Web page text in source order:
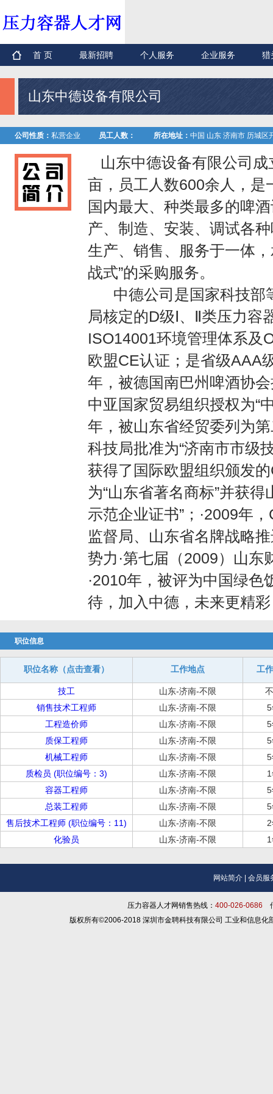
首 页 最新招聘 个人服务 企业服务 猎
山东中德设备有限公司
公司性质： 私营企业 员工人数： 所在地址： 中国 山东 济南市 历城区
山东中德设备有限公司成
亩，员工人数600余人，是
国内最大、种类最多的啤
产、制造、安装、调试各
生产、销售、服务于一体
战式”的采购服务。
中德公司是国家科技部
局核定的D级Ⅰ、Ⅱ类压力
ISO14001环境管理体系及
欧盟CE认证；是省级AAA
年，被德国南巴州啤酒协
中亚国家贸易组织授权为“
年，被山东省经贸委列为
科技局批准为“济南市市级
获得了国际欧盟组织颁发
为“山东省著名商标”并获
示范企业证书”；·2009年
监督局、山东省名牌战略
势力·第七届（2009）山东
·2010年，被评为中国绿
待，加入中德，未来更精
职位信息
职位名称（点击查看） 工作地点 工
技工 山东-济南-不限
销售技术工程师
山东-济南-不限
工程造价师
山东-济南-不限
质保工程师
山东-济南-不限
机械工程师
山东-济南-不限
质检员 (职位编号：3)
山东-济南-不限
容器工程师
山东-济南-不限
总装工程师
山东-济南-不限
售后技术工程师 (职位编号：11)
山东-济南-不限
化验员
山东-济南-不限
网站简介 会员服
压力容器人才网销售热线： 400-026-0686
版权所有©2006-2018 深圳市金聘科技有限公司 工业和信息